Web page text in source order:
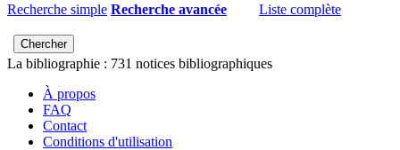
Recherche simple Recherche avancée Liste complète
La bibliographie : 731 notices bibliographiques
À propos
FAQ
Contact
Conditions d'utilisation